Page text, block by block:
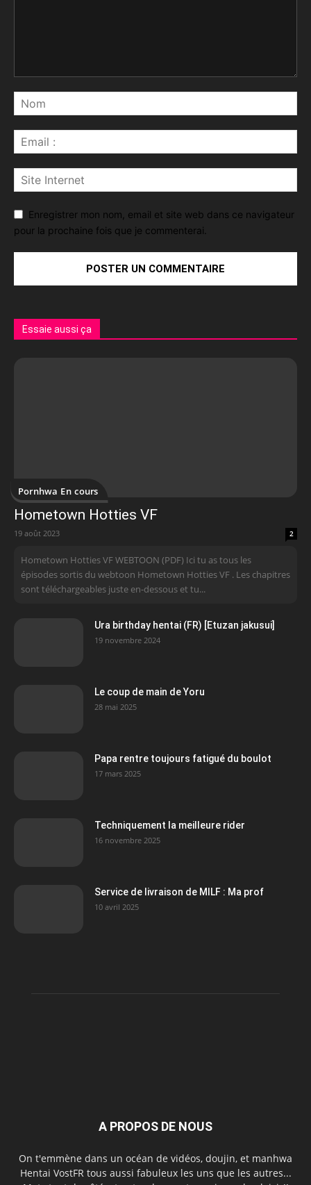
Enregistrer mon nom, email et site web dans ce navigateur
pour la prochaine fois que je commenterai.
Essaie aussi ça
Pornhwa En cours
Hometown Hotties VF
19 août 2023 2
Hometown Hotties VF WEBTOON (PDF) Ici tu as tous les
épisodes sortis du webtoon Hometown Hotties VF . Les chapitres
sont téléchargeables juste en-dessous et tu...
Ura birthday hentai (FR) [Etuzan jakusui]
19 novembre 2024
Le coup de main de Yoru
28 mai 2025
Papa rentre toujours fatigué du boulot
17 mars 2025
Techniquement la meilleure rider
16 novembre 2025
Service de livraison de MILF : Ma prof
10 avril 2025
A PROPOS DE NOUS
On t'emmène dans un océan de vidéos, doujin, et manhwa
Hentai VostFR tous aussi fabuleux les uns que les autres...